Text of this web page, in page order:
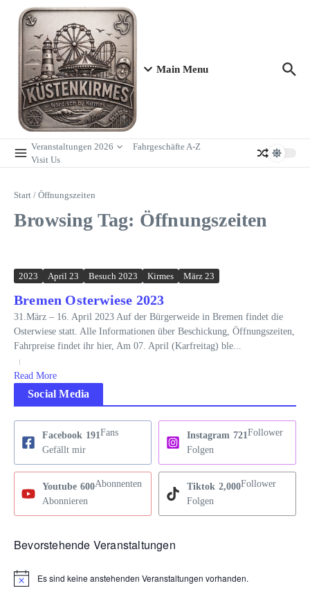
Zum Inhalt springen
Main Menu
Veranstaltungen 2026
Fahrgeschäfte A-Z
Visit Us
Start / Öffnungszeiten
Browsing Tag: Öffnungszeiten
2023 April 23 Besuch 2023 Kirmes März 23
Bremen Osterwiese 2023
31.März – 16. April 2023 Auf der Bürgerweide in Bremen findet die
Osterwiese statt. Alle Informationen über Beschickung, Öffnungszeiten,
Fahrpreise findet ihr hier, Am 07. April (Karfreitag) ble...
Read More
Social Media
Facebook 191Fans
Gefällt mir
Instagram 721Follower
Folgen
Youtube 600Abonnenten
Abonnieren
Tiktok 2,000Follower
Folgen
Bevorstehende Veranstaltungen
HinweisEs sind keine anstehenden Veranstaltungen vorhanden.